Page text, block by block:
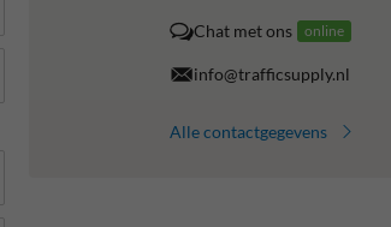
Chat met ons online
info@trafficsupply.nl
Alle contactgegevens